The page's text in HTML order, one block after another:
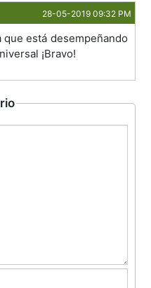
28-05-2019 09:32 PM
está desempeñando
¡Bravo!